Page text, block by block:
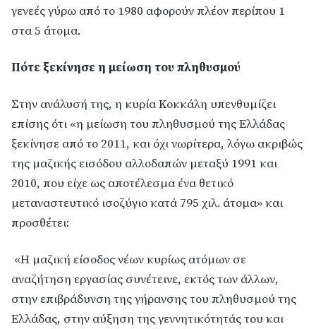
γενεές γύρω από το 1980 αφορούν πλέον περίπου 1
στα 5 άτομα.
Πότε ξεκίνησε η μείωση του πληθυσμού
Στην ανάλυσή της, η κυρία Κοκκάλη υπενθυμίζει
επίσης ότι «η μείωση του πληθυσμού της Ελλάδας
ξεκίνησε από το 2011, και όχι νωρίτερα, λόγω ακριβώς
της μαζικής εισόδου αλλοδαπών μεταξύ 1991 και
2010, που είχε ως αποτέλεσμα ένα θετικό
μεταναστευτικό ισοζύγιο κατά 795 χιλ. άτομα» και
προσθέτει:
«Η μαζική είσοδος νέων κυρίως ατόμων σε
αναζήτηση εργασίας συνέτεινε, εκτός των άλλων,
στην επιβράδυνση της γήρανσης του πληθυσμού της
Ελλάδας, στην αύξηση της γεννητικότητάς του και